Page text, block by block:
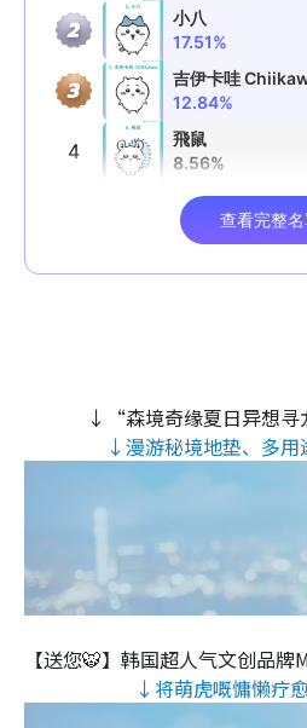
↓“森境奇缘夏日异想
↓漫游秘境地垫、多
【送您🐯】韩国超人气文创品牌
↓将萌虎嘅慵懒疗